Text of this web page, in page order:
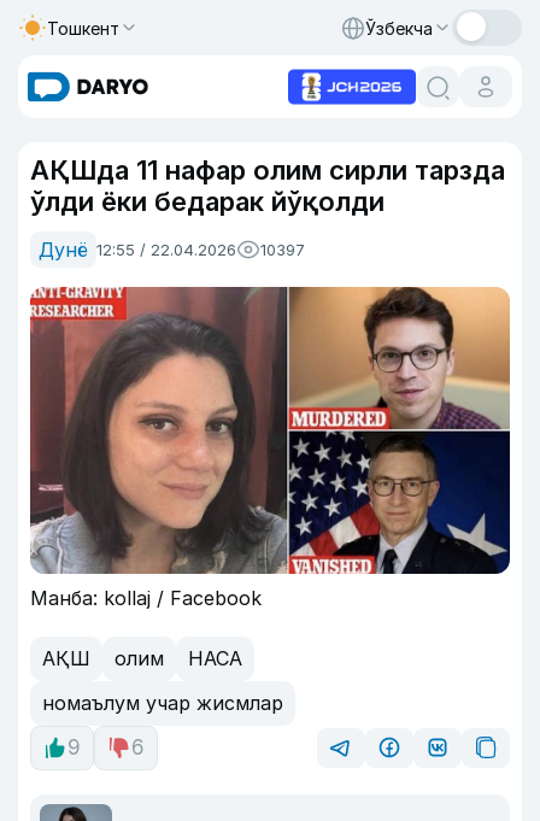
Тошкент Ўзбекча
АҚШда 11 нафар олим сирли тарзда
ўлди ёки бедарак йўқолди
Дунё 12:55 / 22.04.2026 10397
Манба: kollaj / Facebook
АҚШ олим
НАСА
номаълум учар жисмлар
9
6